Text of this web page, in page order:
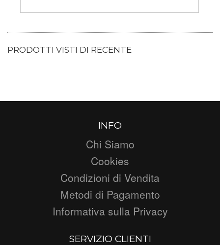
PRODOTTI VISTI DI RECENTE
INFO
Chi Siamo
Cookies
Condizioni di Vendita
Metodi di Pagamento
Informativa sulla Privacy
SERVIZIO CLIENTI